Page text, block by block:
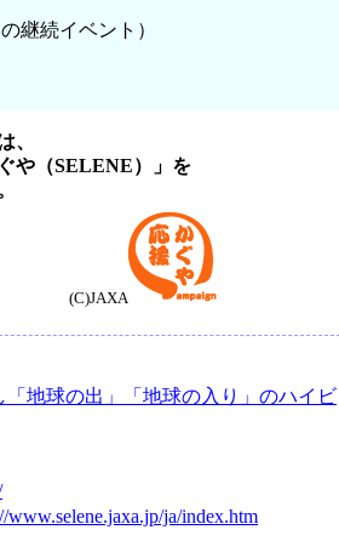
継続イベント）
、
や（SELENE）」を
(C)JAXA
「地球の出」「地球の入り」のハイビ
www.selene.jaxa.jp/ja/index.htm